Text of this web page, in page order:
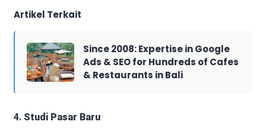
Artikel Terkait
Since 2008: Expertise in Google
Ads & SEO for Hundreds of Cafes
& Restaurants in Bali
4. Studi Pasar Baru